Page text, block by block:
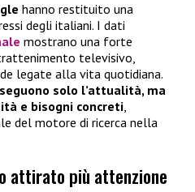
hanno restituito una
degli italiani. I dati
mostrano una forte
televisivo,
legate alla vita quotidiana.
solo l’attualità, ma
e bisogni concreti,
del motore di ricerca nella
attirato più attenzione